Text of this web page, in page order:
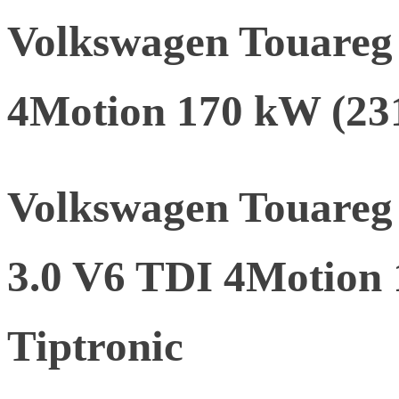
Volkswagen
4Motion 170 kW
Volkswagen
3.0 V6 TDI 4Motion
Tiptronic